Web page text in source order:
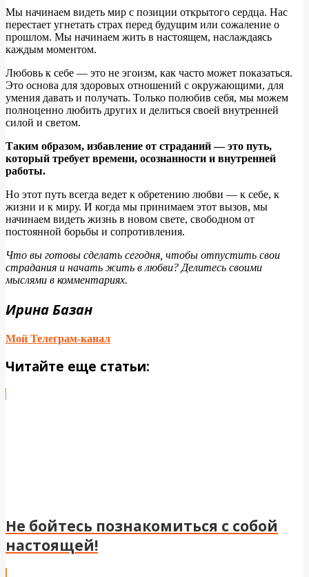
Мы начинаем видеть мир с позиции открытого сердца. Нас
перестает угнетать страх перед будущим или сожаление о
прошлом. Мы начинаем жить в настоящем, наслаждаясь
каждым моментом.
Любовь к себе — это не эгоизм, как часто может показаться.
Это основа для здоровых отношений с окружающими, для
умения давать и получать. Только полюбив себя, мы можем
полноценно любить других и делиться своей внутренней
силой и светом.
Таким образом, избавление от страданий — это путь,
который требует времени, осознанности и внутренней
работы.
Но этот путь всегда ведет к обретению любви — к себе, к
жизни и к миру. И когда мы принимаем этот вызов, мы
начинаем видеть жизнь в новом свете, свободном от
постоянной борьбы и сопротивления.
Что вы готовы сделать сегодня, чтобы отпустить свои
страдания и начать жить в любви? Делитесь своими
мыслями в комментариях.
Ирина Базан
Мой Телеграм-канал
Читайте еще статьи:
Не бойтесь познакомиться с собой
настоящей!